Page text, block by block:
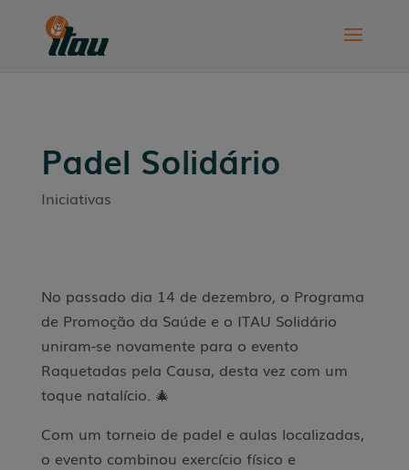
Padel Solidário
Iniciativas
No passado dia 14 de dezembro, o Programa
de Promoção da Saúde e o ITAU Solidário
uniram-se novamente para o evento
Raquetadas pela Causa, desta vez com um
toque natalício. 🎄
Com um torneio de padel e aulas localizadas,
o evento combinou exercício físico e